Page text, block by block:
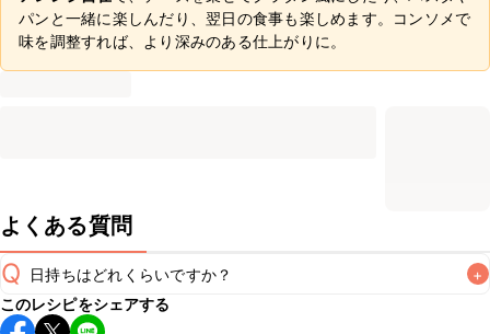
パンと一緒に楽しんだり、翌日の食事も楽しめます。コンソメで
味を調整すれば、より深みのある仕上がりに。
よくある質問
Q 日持ちはどれくらいですか？ +
保存期間は冷蔵で翌日中が目安です。なるべくお早めにお召
このレシピをシェアする